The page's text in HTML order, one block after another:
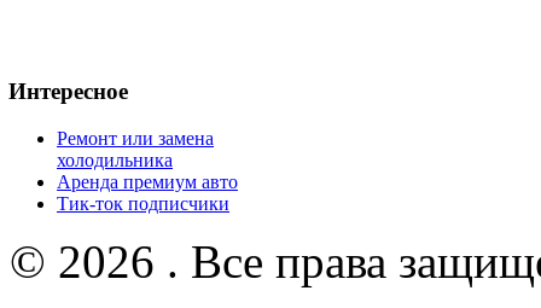
Интересное
Ремонт или замена
холодильника
Аренда премиум авто
Тик-ток подписчики
© 2026 . Все права